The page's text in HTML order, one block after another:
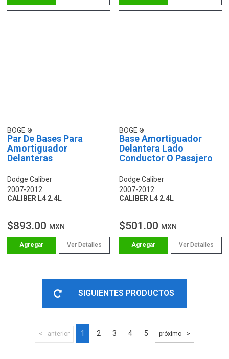
BOGE
Par De Bases Para
Amortiguador
Delanteras
Dodge Caliber
2007-2012
CALIBER L4 2.4L
$893.00 MXN
Ver Detalles
BOGE
Base Amortiguador
Delantera Lado
Conductor O Pasajero
Dodge Caliber
2007-2012
CALIBER L4 2.4L
$501.00 MXN
Ver Detalles
SIGUIENTES PRODUCTOS
anterior 1 2 3 4 5 próximo